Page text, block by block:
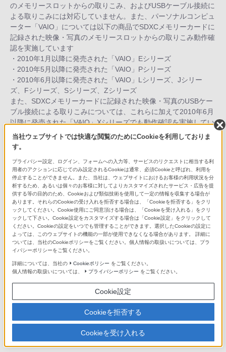
のメモリースロットからの取りこみ、およびUSBケーブル接続に
よる取りこみには対応していません。また、パーソナルコンピュ
ーター「VAIO」については以下の商品でSDXCメモリーカードに
記録された映像・写真のメモリースロットからの取りこみ動作確
認を実施しています
・2010年1月以降に発売された「VAIO」Eシリーズ
・2010年5月以降に発売された「VAIO」Pシリーズ
・2010年6月以降に発売された「VAIO」Lシリーズ、Jシリー
ズ、Fシリーズ、Sシリーズ、Zシリーズ
また、SDXCメモリーカードに記録された映像・写真のUSBケー
ブル接続による取りこみについては、これらに加えて2010年6月
以降に発売された「VAIO」Xシリーズでも動作確認を実施してい
ます。 詳しい情報はこちら
高精度な1200分割ライブビュー分析測光
CMOSセンサーがとらえた画像を1200分割し、被写体の
色や光の状況を細かく分析して高精度な測光を行いま
す。測光モードは、各エリアの測光データをもとに適正
な露出を決める「多分割測光」。知識や経験が活かせる
「中央重点平均測光」、狙った部分だけを測光する「ス
ポット測光」から、好みやシーンに合わせて選択できま
す。
当社ウェブサイトでは快適な閲覧のためにCookieを利用しておりま
す。
プライバシー設定、ログイン、フォームへの入力等、サービスのリクエストに相当する利
用者のアクションに応じてのみ設定されるCookieは通常、必須Cookieと呼ばれ、利用を
停止することができません。また、当社は、ウェブサイトにおけるお客様の利用状況を分
析するため、あるいは個々のお客様に対してよりカスタマイズされたサービス・広告を提
供する等の目的のため、Cookieおよび類似技術を使用して一定の情報を収集する場合が
あります。それらのCookieの受け入れを拒否する場合は、「Cookieを拒否する」をクリ
ックしてください。Cookie使用にご同意頂ける場合は、「Cookieを受け入れる」をクリ
ックして下さい。Cookie設定をカスタマイズする場合は「Cookie設定」をクリックして
ください。Cookieの設定をいつでも管理することができます。選択したCookieの設定に
よっては、このウェブサイトの機能の一部が使用できなくなる場合があります。 詳細に
ついては、当社のCookieポリシーをご覧ください。個人情報の取扱いについては、プラ
イバシーポリシーをご覧ください。
詳細については、当社の Cookieポリシー をご覧ください。
個人情報の取扱いについては、
プライバシーポリシー をご覧ください。
Cookie設定
Cookieを拒否する
Cookieを受け入れる